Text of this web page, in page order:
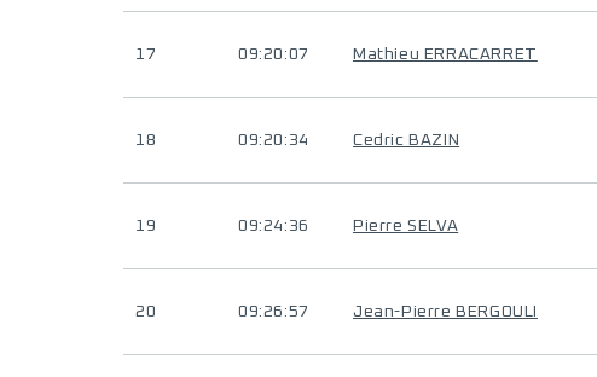
17 09:20:07 Mathieu ERRACARRET
18 09:20:34 Cedric BAZIN
19 09:24:36 Pierre SELVA
20 09:26:57 Jean-Pierre BERGOULI